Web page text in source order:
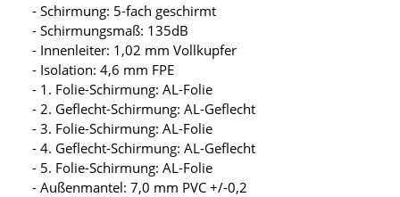
- Schirmung: 5-fach geschirmt
- Schirmungsmaß: 135dB
- Innenleiter: 1,02 mm Vollkupfer
- Isolation: 4,6 mm FPE
- 1. Folie-Schirmung: AL-Folie
- 2. Geflecht-Schirmung: AL-Geflecht
- 3. Folie-Schirmung: AL-Folie
- 4. Geflecht-Schirmung: AL-Geflecht
- 5. Folie-Schirmung: AL-Folie
- Außenmantel: 7,0 mm PVC +/-0,2